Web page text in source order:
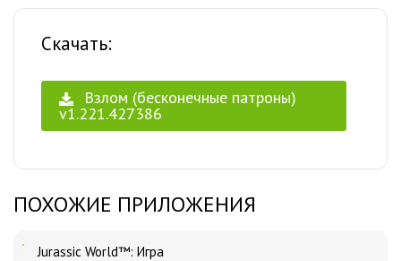
Скачать:
Взлом (бесконечные патроны)
v1.221.427386
ПОХОЖИЕ ПРИЛОЖЕНИЯ
Jurassic World™: Игра